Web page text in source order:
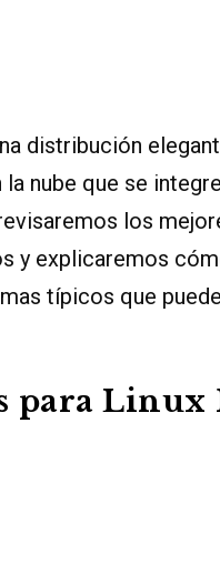
distribución
nube que se
los
y explicaremos
típicos que
para